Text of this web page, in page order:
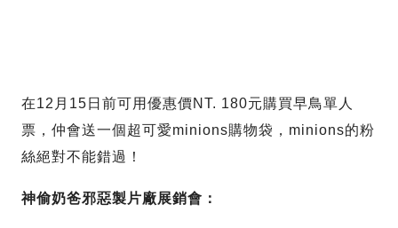
在12月15日前可用優惠價NT. 180元購買早鳥單人
票，仲會送一個超可愛minions購物袋，minions的粉
絲絕對不能錯過！
神偷奶爸邪惡製片廠展銷會：